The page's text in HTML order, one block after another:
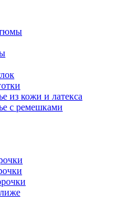
из кожи и латекса
с ремешками